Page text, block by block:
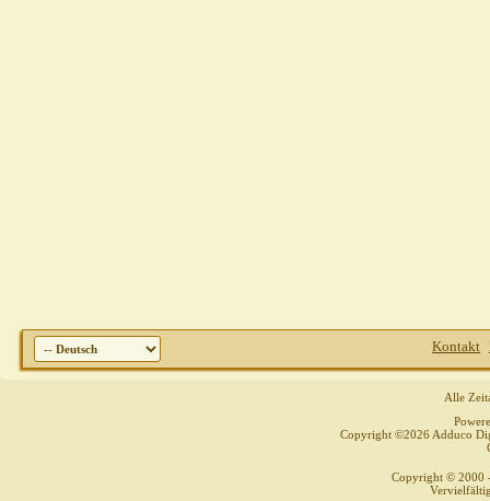
Kontakt
Alle
Copyright ©2026 Adduco
Copyright © 2000